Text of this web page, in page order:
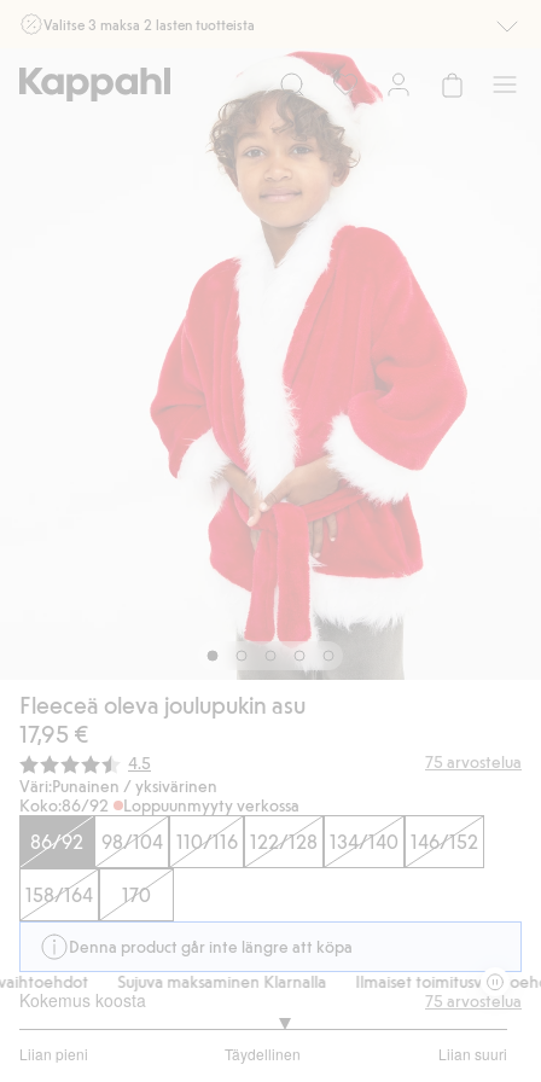
Valitse 3 maksa 2 lasten tuotteista
Ei Newbie. Ostaessasi 2 tuotetta tai enemmän. Voimassa 3-16.8. asti
myymälässä ja verkossa. Ei voi yhdistää muihin alennuksiin tai tarjouksiin.
Osta nyt
Fleeceä oleva joulupukin asu
17,95 €
Keskimääräinen luokitus:
4.5 75 arvostelua
Väri:Punainen / yksivärinen
Koko:86/92 Loppuunmyyty verkossa
86/92 98/104 110/116 122/128 134/140 146/152
158/164 170
Denna product går inte längre att köpa
Sujuva maksaminen Klarnalla Ilmaiset
Kokemus koosta
Liian pieni Täydellinen Liian suuri
/
75 arvostelua